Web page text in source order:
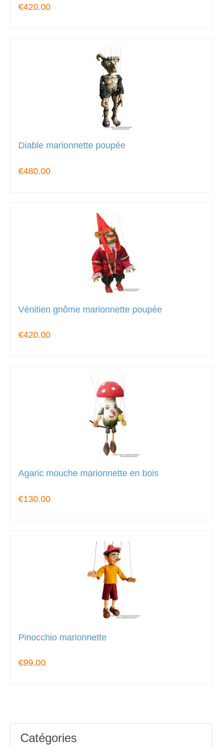
€420.00
Diable marionnette poupée
€480.00
Vénitien gnôme marionnette poupée
€420.00
Agaric mouche marionnette en bois
€130.00
Pinocchio marionnette
€99.00
Catégories